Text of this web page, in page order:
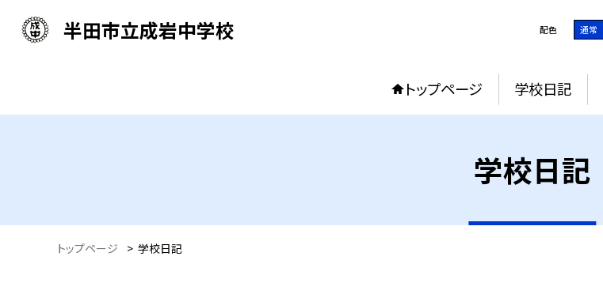
半田市立成岩中学校 配色 通常
トップページ 学校日記
学校日記
トップページ > 学校日記